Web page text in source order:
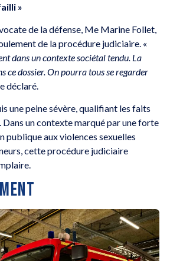
»
de la défense, Me Marine Follet,
de la procédure judiciaire. «
dans un contexte sociétal tendu. La
ce dossier. On pourra tous se regarder
déclaré.
une peine sévère, qualifiant les faits
Dans un contexte marqué par une forte
publique aux violences sexuelles
cette procédure judiciaire